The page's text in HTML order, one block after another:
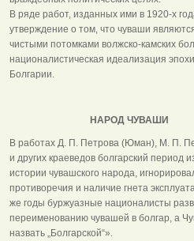
В ряде работ, изданных ими в 1920-х
утверждение о том, что чуваши
чистыми потомками волжско-камских
националистическая идеализация
Болгарии.
НАРОД ЧУВАШИ
В работах Д. П. Петрова (Юман), М. П.
и других краеведов болгарский период
истории чувашского народа,
противоречия и наличие гнета
же годы буржуазные националисты
переименованию чувашей в болгар, а
назвать „Болгарской“».